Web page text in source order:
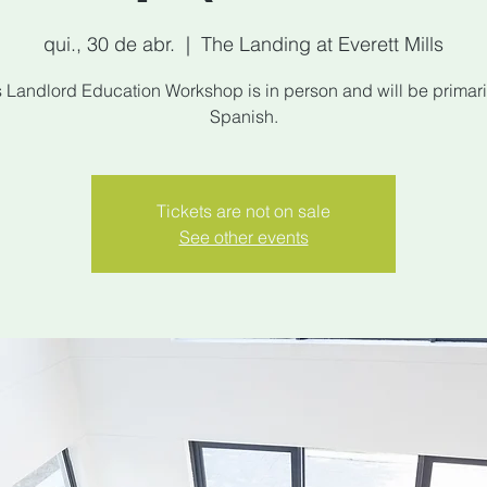
qui., 30 de abr.
  |
The Landing at Everett Mills
Landlord Education Workshop is in person and will be
Spanish.
Tickets are not on sale
See other events